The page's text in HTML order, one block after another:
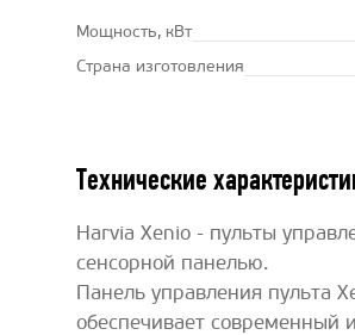
Мощность, кВт
Страна изготовления
Технические
Harvia Xenio - пульты
сенсорной панелью.
Панель управления пульта
обеспечивает современный